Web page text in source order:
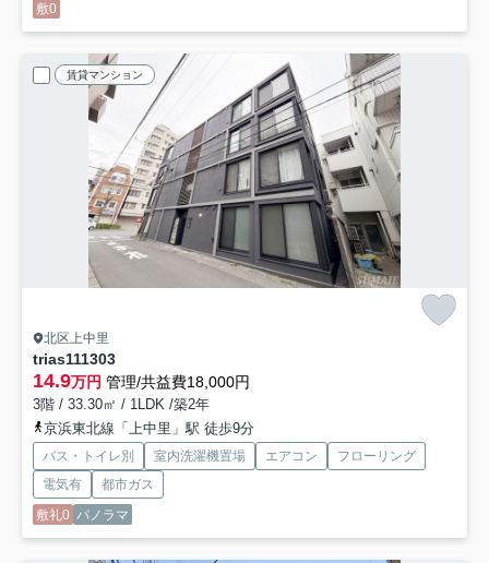
敷0
賃貸マンション
北区上中里
trias111303
14.9万円 管理/共益費18,000円
3階 / 33.30㎡ / 1LDK /築2年
京浜東北線「上中里」駅 徒歩9分
バス・トイレ別 室内洗濯機置場 エアコン
フローリング
電気有
都市ガス
敷礼0 パノラマ